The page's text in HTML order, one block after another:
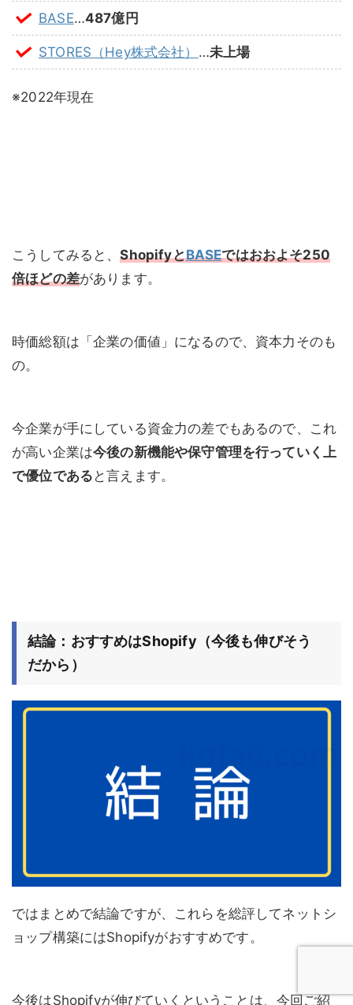
BASE…487億円
STORES（Hey株式会社） …未上場
※2022年現在
こうしてみると、ShopifyとBASEではおおよそ250
倍ほどの差があります。
時価総額は「企業の価値」になるので、資本力そのも
の。
今企業が手にしている資金力の差でもあるので、これ
が高い企業は今後の新機能や保守管理を行っていく上
で優位である と言えます。
結論：おすすめはShopify（今後も伸びそう
だから）
ではまとめで結論ですが、これらを総評してネットシ
ョップ構築にはShopifyがおすすめです。
今後はShopifyが伸びていくということは、今回ご紹